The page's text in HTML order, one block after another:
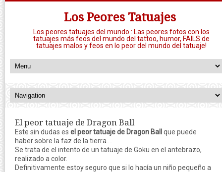
Los Peores Tatuajes
Los peores tatuajes del mundo : Las peores fotos con los
tatuajes más feos del mundo del tattoo, humor, FAILS de
tatuajes malos y feos en lo peor del mundo del tatuaje!
El peor tatuaje de Dragon Ball
Este sin dudas es el peor tatuaje de Dragon Ball que puede
haber sobre la faz de la tierra....
Se trata de el intento de un tatuaje de Goku en el antebrazo,
realizado a color.
Definitivamente estoy seguro que si lo hacía un niño pequeño a